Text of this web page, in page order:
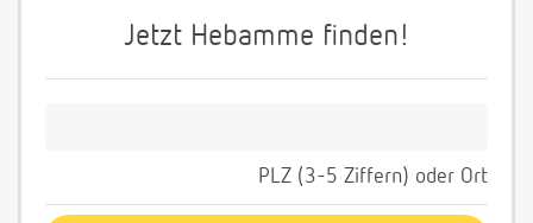
Jetzt Hebamme finden!
PLZ (3-5 Ziffern) oder Ort